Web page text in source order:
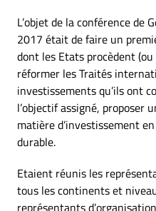
L’objet de la conférence de
2017 était de faire un
dont les Etats procèdent
réformer les Traités
investissements qu’ils ont
l’objectif assigné, proposer
matière d’investissement
durable.
Etaient réunis les
tous les continents et
représentants